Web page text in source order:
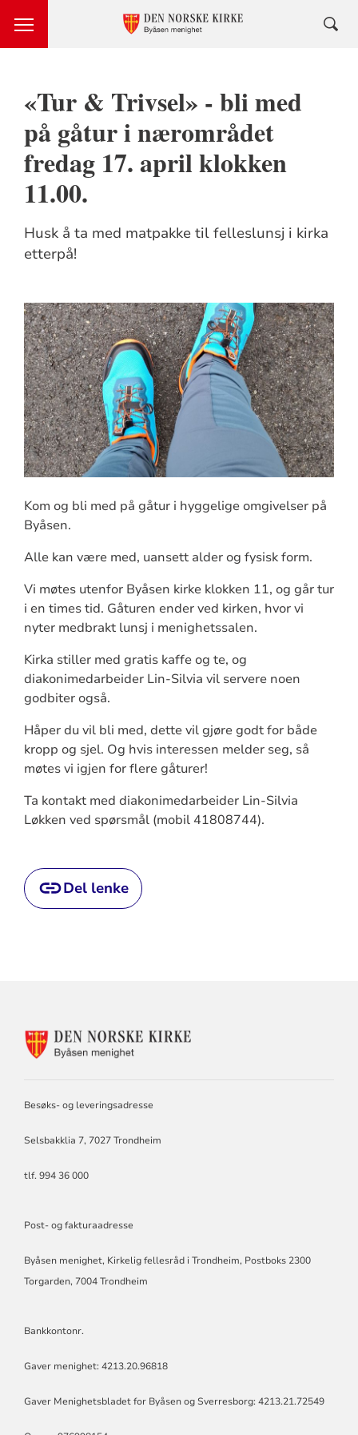
«Tur & Trivsel» - bli med
på gåtur i nærområdet
fredag 17. april klokken
11.00.
Husk å ta med matpakke til felleslunsj i kirka
etterpå!
Kom og bli med på gåtur i hyggelige omgivelser på
Byåsen.
Alle kan være med, uansett alder og fysisk form.
Vi møtes utenfor Byåsen kirke klokken 11, og går tur
i en times tid. Gåturen ender ved kirken, hvor vi
nyter medbrakt lunsj i menighetssalen.
Kirka stiller med gratis kaffe og te, og
diakonimedarbeider Lin-Silvia vil servere noen
godbiter også.
Håper du vil bli med, dette vil gjøre godt for både
kropp og sjel. Og hvis interessen melder seg, så
møtes vi igjen for flere gåturer!
Ta kontakt med diakonimedarbeider Lin-Silvia
Løkken ved spørsmål (mobil 41808744).
Del lenke
Besøks- og leveringsadresse
Selsbakklia 7, 7027 Trondheim
tlf. 994 36 000
Post- og fakturaadresse
Byåsen menighet, Kirkelig fellesråd i Trondheim, Postboks 2300
Torgarden, 7004 Trondheim
Bankkontonr.
Gaver menighet: 4213.20.96818
Gaver Menighetsbladet for Byåsen og Sverresborg: 4213.21.72549